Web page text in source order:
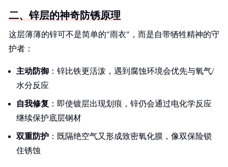
二、锌层的神奇防锈原理
这层薄薄的锌可不是简单的"雨衣"，而是自带牺牲精神的守
护者：
主动防御 ：锌比铁更活泼，遇到腐蚀环境会优先与氧气/
水分反应
自我修复 ：即使镀层出现划痕，锌仍会通过电化学反应
继续保护底层钢材
双重防护 ：既隔绝空气又形成致密氧化膜，像双保险锁
住锈蚀